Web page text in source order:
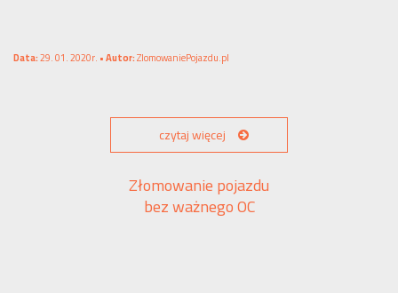
Data:29. 01. 2020r. •Autor:ZlomowaniePojazdu.pl
czytaj więcej
Złomowanie pojazdu
bez ważnego OC